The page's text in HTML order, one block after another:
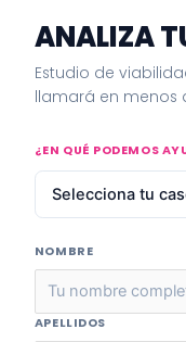
ANALIZA
Estudio de
llamará en menos
¿EN QUÉ PODEMOS
NOMBRE
APELLIDOS